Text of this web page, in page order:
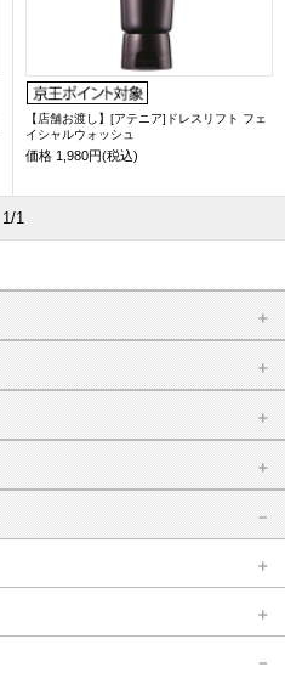
【店舗お渡し】[アテニア]ドレスリフト フェ
イシャルウォッシュ
価格 1,980円(税込)
1/1